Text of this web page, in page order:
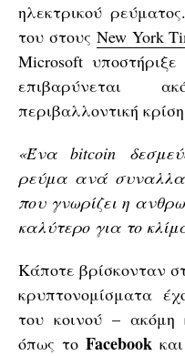
ηλεκτρικού
του στους New York
Microsoft
επιβαρύνεται
περιβαλλοντική
«Ένα bitcoin
ρεύμα ανά
που γνωρίζει η
καλύτερο για το
Κάποτε βρίσκονταν
κρυπτονομίσματα
του κοινού – ακόμη
όπως το Facebook